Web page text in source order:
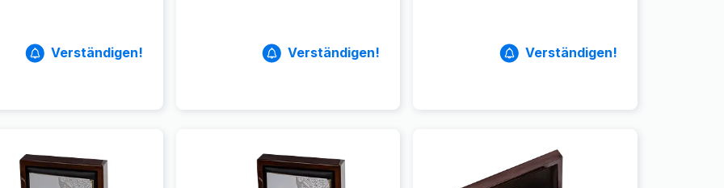
Verständigen! Verständigen! Verständigen!